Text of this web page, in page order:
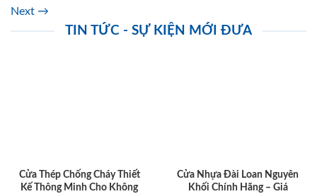
Next →
TIN TỨC - SỰ KIỆN MỚI ĐƯA
Cửa Thép Chống Cháy Thiết
Kế Thông Minh Cho Không
Cửa Nhựa Đài Loan Nguyên
Khối Chính Hãng – Giá